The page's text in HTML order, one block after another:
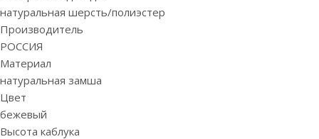
натуральная шерсть/полиэстер
Производитель
РОССИЯ
Материал
натуральная замша
Цвет
бежевый
Высота каблука